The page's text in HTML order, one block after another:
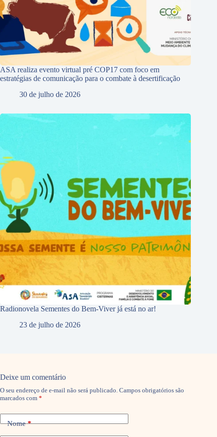
ASA realiza evento virtual pré COP17 com foco em
estratégias de comunicação para o combate à desertificação
30 de julho de 2026
Radionovela Sementes do Bem-Viver já está no ar!
23 de julho de 2026
Deixe um comentário
O seu endereço de e-mail não será publicado. Campos obrigatórios são
marcados com *
Nome*